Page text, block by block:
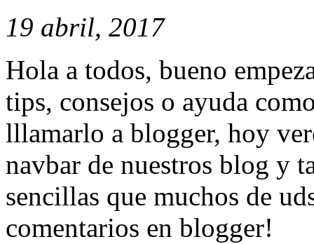
19 abril, 2017
Hola a todos, bueno
tips, consejos o ayuda
lllamarlo a blogger, hoy
navbar de nuestros blog y
sencillas que muchos de
comentarios en blogger!